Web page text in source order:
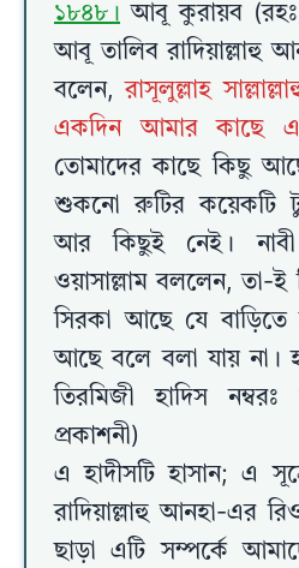
১৮৪৮। আবূ কুরায়ব
আবূ তালিব রাদিয়াল্লাহু
বলেন,রাসূলুল্লাহ
একদিন আমার কাছে
তোমাদের কাছে কিছু
শুকনো রুটির কয়েকটি
আর কিছুই নেই। নাবী
ওয়াসাল্লাম বললেন, তা-
সিরকা আছে যে
আছে বলে বলা যায় না।
তিরমিজী হাদিস
প্রকাশনী)
এ হাদীসটি হাসান; এ
রাদিয়াল্লাহু আনহা-এর
ছাড়া এটি সম্পর্কে